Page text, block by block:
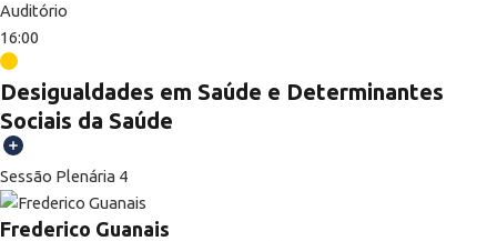
Auditório
16:00
Desigualdades em Saúde e Determinantes
Sociais da Saúde
Sessão Plenária 4
Frederico Guanais